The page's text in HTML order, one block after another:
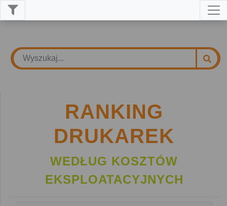
RANKING
DRUKAREK
WEDŁUG KOSZTÓW
EKSPLOATACYJNYCH